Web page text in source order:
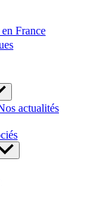
France
actualités